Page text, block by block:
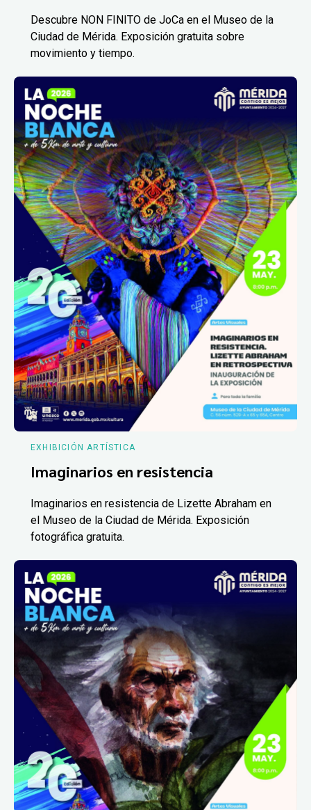
Descubre NON FINITO de JoCa en el Museo de la
Ciudad de Mérida. Exposición gratuita sobre
movimiento y tiempo.
EXHIBICIÓN ARTÍSTICA
Imaginarios en resistencia
Imaginarios en resistencia de Lizette Abraham en
el Museo de la Ciudad de Mérida. Exposición
fotográfica gratuita.